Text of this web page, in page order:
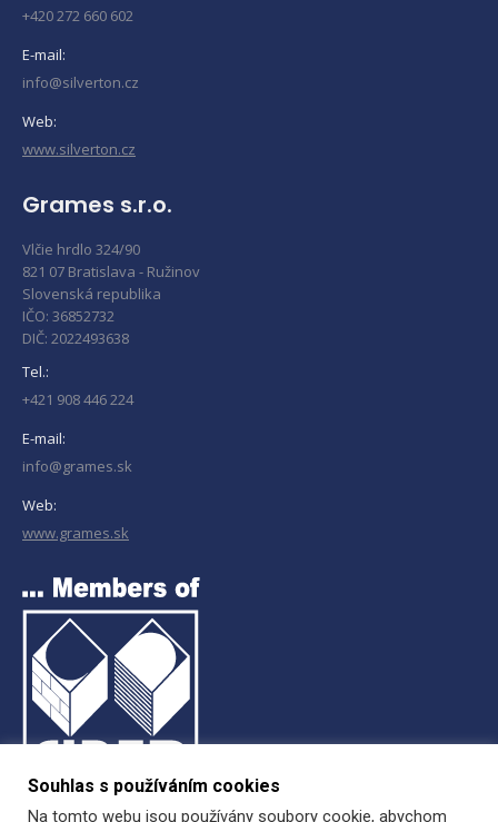
+420 272 660 602
E-mail:
info@silverton.cz
Web:
www.silverton.cz
Grames s.r.o.
Vlčie hrdlo 324/90
821 07 Bratislava - Ružinov
Slovenská republika
IČO: 36852732
DIČ: 2022493638
Tel.:
+421 908 446 224
E-mail:
info@grames.sk
Web:
www.grames.sk
Souhlas s používáním cookies
Na tomto webu jsou používány soubory cookie, abychom